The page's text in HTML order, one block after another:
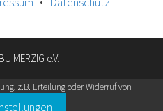
MERZIG e.V.
z.B. Erteilung oder Widerruf von